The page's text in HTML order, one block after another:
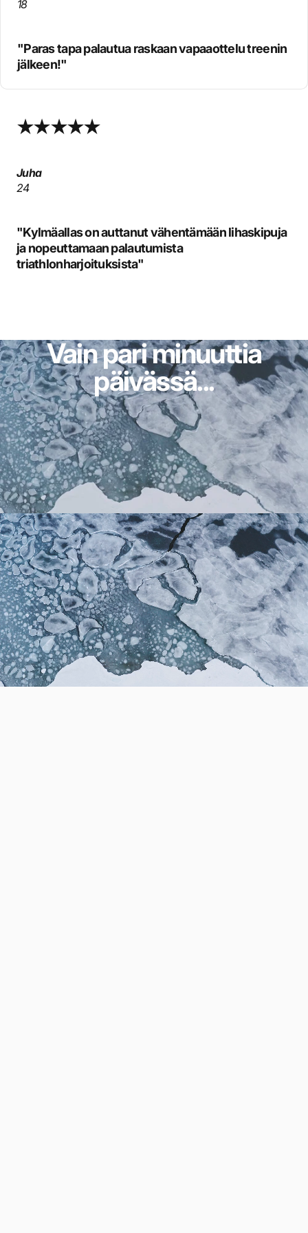
18
"Paras tapa palautua raskaan vapaaottelu treenin
jälkeen!"
Juha
24
"Kylmäallas on auttanut vähentämään lihaskipuja
ja nopeuttamaan palautumista
triathlonharjoituksista"
Vainpariminuuttia
päivässä...